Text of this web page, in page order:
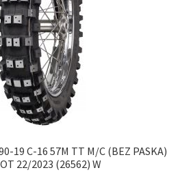
19 C-16 57M TT M/C (BEZ PASKA)
22/2023 (26562) W